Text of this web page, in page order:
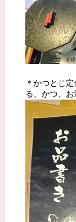
＊かつとじ
る、かつ、お